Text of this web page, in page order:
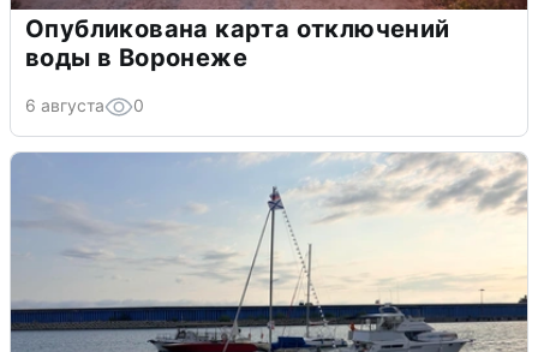
Опубликована карта отключений
воды в Воронеже
6 августа 0